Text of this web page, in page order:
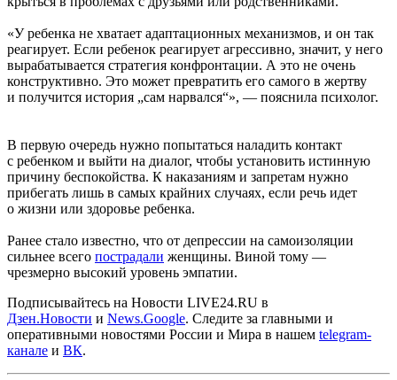
«У ребенка не хватает адаптационных механизмов, и он так
реагирует. Если ребенок реагирует агрессивно, значит, у него
вырабатывается стратегия конфронтации. А это не очень
конструктивно. Это может превратить его самого в жертву
и получится история „сам нарвался“», — пояснила психолог.
В первую очередь нужно попытаться наладить контакт
с ребенком и выйти на диалог, чтобы установить истинную
причину беспокойства. К наказаниям и запретам нужно
прибегать лишь в самых крайних случаях, если речь идет
о жизни или здоровье ребенка.
Ранее стало известно, что от депрессии на самоизоляции
сильнее всего пострадали женщины. Виной тому —
чрезмерно высокий уровень эмпатии.
Подписывайтесь на Новости LIVE24.RU в
Дзен.Новости и News.Google. Следите за главными и
оперативными новостями России и Мира в нашем telegram-
канале и ВК.